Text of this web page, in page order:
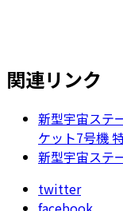
関連リンク
新型宇宙ステ
ケット7号機
新型宇宙ステ
twitter